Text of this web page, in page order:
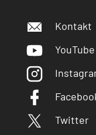
Kontakt
YouTube
Twitter